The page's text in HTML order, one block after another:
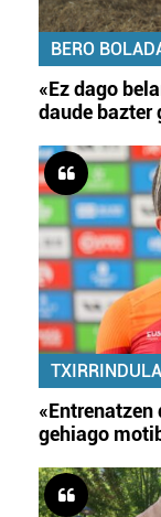
BERO
«Ez dago
daude bazter
gehiago